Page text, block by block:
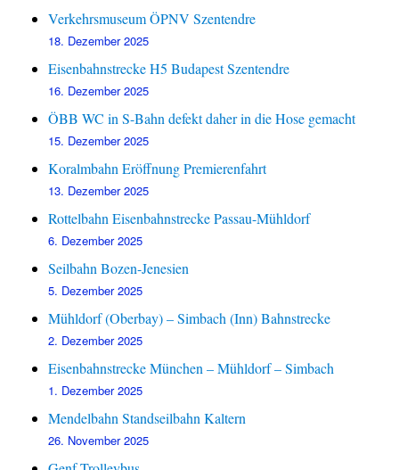
Verkehrsmuseum ÖPNV Szentendre
18. Dezember 2025
Eisenbahnstrecke H5 Budapest Szentendre
16. Dezember 2025
ÖBB WC in S-Bahn defekt daher in die Hose gemacht
15. Dezember 2025
Koralmbahn Eröffnung Premierenfahrt
13. Dezember 2025
Rottelbahn Eisenbahnstrecke Passau-Mühldorf
6. Dezember 2025
Seilbahn Bozen-Jenesien
5. Dezember 2025
Mühldorf (Oberbay) – Simbach (Inn) Bahnstrecke
2. Dezember 2025
Eisenbahnstrecke München – Mühldorf – Simbach
1. Dezember 2025
Mendelbahn Standseilbahn Kaltern
26. November 2025